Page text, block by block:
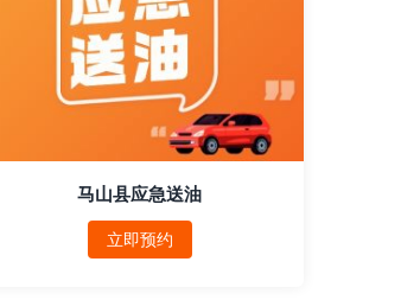
马山县应急送油
立即预约